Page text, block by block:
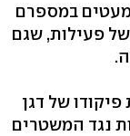
מעטים במספרם
פעילות, שגם
של דגן
נגד המשטרים